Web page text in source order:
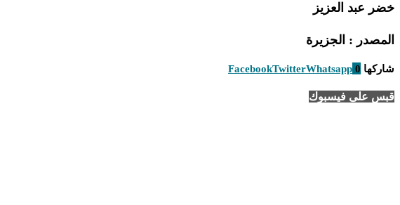
خضر عبد العزيز
المصدر : الجزيرة
شاركها 0
FacebookTwitterWhatsapp
قبس على فيسبوك